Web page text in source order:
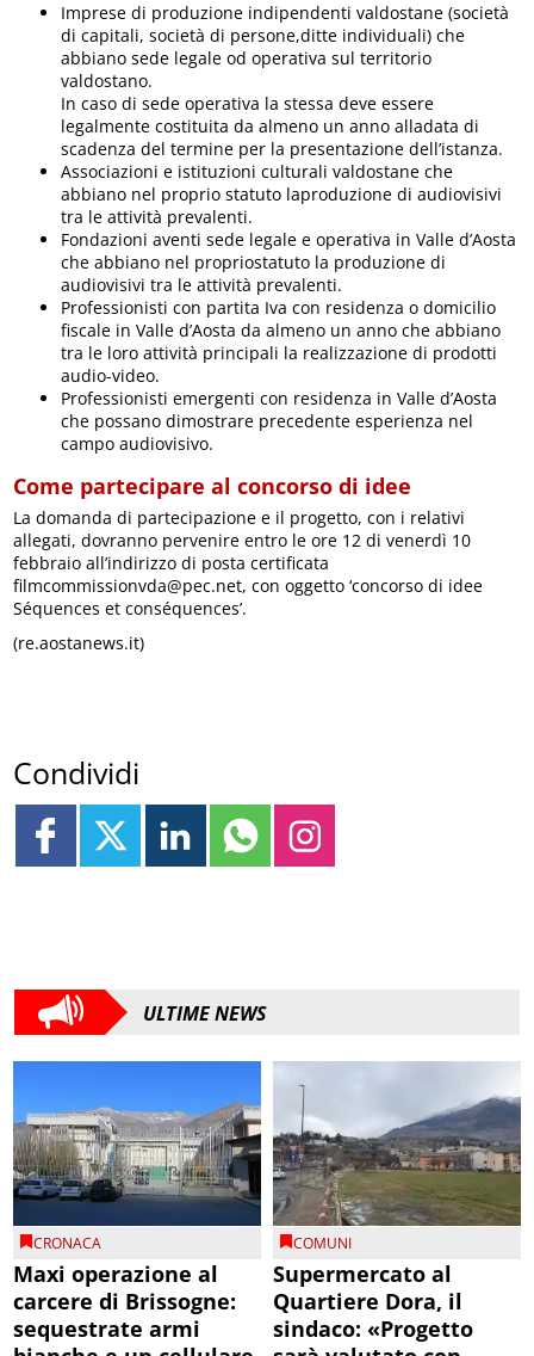
Imprese di produzione indipendenti valdostane (società
di capitali, società di persone,ditte individuali) che
abbiano sede legale od operativa sul territorio
valdostano.
In caso di sede operativa la stessa deve essere
legalmente costituita da almeno un anno alladata di
scadenza del termine per la presentazione dell’istanza.
Associazioni e istituzioni culturali valdostane che
abbiano nel proprio statuto laproduzione di audiovisivi
tra le attività prevalenti.
Fondazioni aventi sede legale e operativa in Valle d’Aosta
che abbiano nel propriostatuto la produzione di
audiovisivi tra le attività prevalenti.
Professionisti con partita Iva con residenza o domicilio
fiscale in Valle d’Aosta da almeno un anno che abbiano
tra le loro attività principali la realizzazione di prodotti
audio-video.
Professionisti emergenti con residenza in Valle d’Aosta
che possano dimostrare precedente esperienza nel
campo audiovisivo.
Come partecipare al concorso di idee
La domanda di partecipazione e il progetto, con i relativi
allegati, dovranno pervenire entro le ore 12 di venerdì 10
febbraio all’indirizzo di posta certificata
filmcommissionvda@pec.net, con oggetto ‘concorso di idee
Séquences et conséquences’.
(re.aostanews.it)
Condividi
ULTIME NEWS
CRONACA
Maxi operazione al
carcere di Brissogne:
sequestrate armi
COMUNI
Supermercato al
Quartiere Dora, il
sindaco: «Progetto